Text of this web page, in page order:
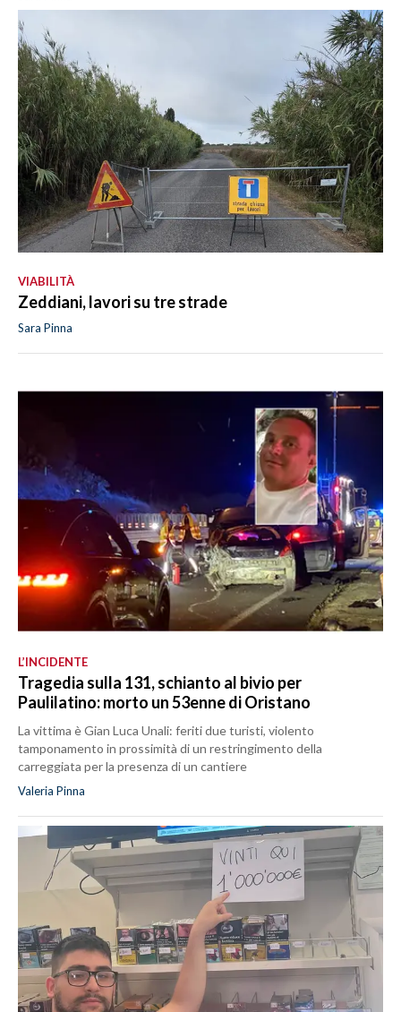
VIABILITÀ
Zeddiani, lavori su tre strade
Sara Pinna
L’INCIDENTE
Tragedia sulla 131, schianto al bivio per
Paulilatino: morto un 53enne di Oristano
La vittima è Gian Luca Unali: feriti due turisti, violento
tamponamento in prossimità di un restringimento della
carreggiata per la presenza di un cantiere
Valeria Pinna